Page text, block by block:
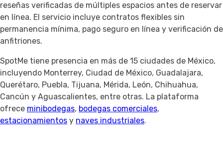
reseñas verificadas de múltiples espacios antes de reservar
en línea. El servicio incluye contratos flexibles sin
permanencia mínima, pago seguro en línea y verificación de
anfitriones.
SpotMe tiene presencia en más de 15 ciudades de México,
incluyendo Monterrey, Ciudad de México, Guadalajara,
Querétaro, Puebla, Tijuana, Mérida, León, Chihuahua,
Cancún y Aguascalientes, entre otras. La plataforma
ofrece minibodegas, bodegas comerciales,
estacionamientos y naves industriales.